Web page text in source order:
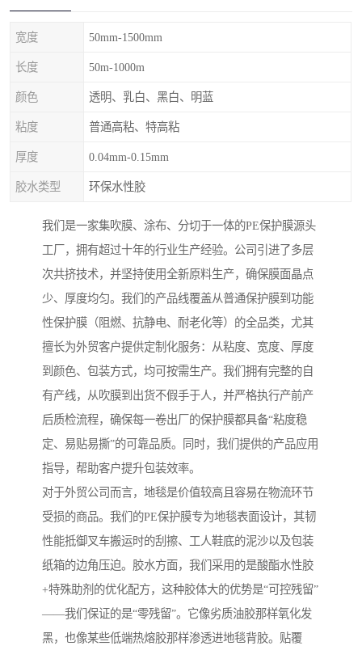
宽度 50mm-1500mm
长度 50m-1000m
颜色 透明、乳白、黑白、明蓝
粘度 普通高粘、特高粘
厚度 0.04mm-0.15mm
胶水类型 环保水性胶
我们是一家集吹膜、涂布、分切于一体的PE保护膜源头
工厂，拥有超过十年的行业生产经验。公司引进了多层
次共挤技术，并坚持使用全新原料生产，确保膜面晶点
少、厚度均匀。我们的产品线覆盖从普通保护膜到功能
性保护膜（阻燃、抗静电、耐老化等）的全品类，尤其
擅长为外贸客户提供定制化服务：从粘度、宽度、厚度
到颜色、包装方式，均可按需生产。我们拥有完整的自
有产线，从吹膜到出货不假手于人，并严格执行产前产
后质检流程，确保每一卷出厂的保护膜都具备“粘度稳
定、易贴易撕”的可靠品质。同时，我们提供的产品应用
指导，帮助客户提升包装效率。
对于外贸公司而言，地毯是价值较高且容易在物流环节
受损的商品。我们的PE保护膜专为地毯表面设计，其韧
性能抵御叉车搬运时的刮擦、工人鞋底的泥沙以及包装
纸箱的边角压迫。胶水方面，我们采用的是酸酯水性胶
+特殊助剂的优化配方，这种胶体大的优势是“可控残留”
——我们保证的是“零残留”。它像劣质油胶那样氧化发
黑，也像某些低端热熔胶那样渗透进地毯背胶。贴覆